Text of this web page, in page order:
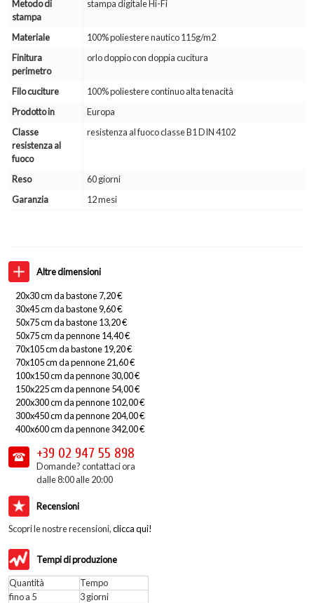
Altre dimensioni
20x30 cm da bastone 7,20 €
30x45 cm da bastone 9,60 €
50x75 cm da bastone 13,20 €
50x75 cm da pennone 14,40 €
70x105 cm da bastone 19,20 €
70x105 cm da pennone 21,60 €
100x150 cm da pennone 30,00 €
150x225 cm da pennone 54,00 €
200x300 cm da pennone 102,00 €
300x450 cm da pennone 204,00 €
400x600 cm da pennone 342,00 €
+39 02 947 55 898
Domande? contattaci ora
dalle 8:00 alle 20:00
Recensioni
Scopri le nostre recensioni,clicca qui!
Tempi di produzione
Quantità
Tempo
fino a 5
3 giorni
Metodo di
stampa
stampa digitale Hi-Fi
Materiale
100% poliestere nautico 115g/m2
Finitura
perimetro
orlo doppio con doppia cucitura
Filo cuciture
100% poliestere continuo alta tenacità
Prodotto in
Europa
Classe
resistenza al
fuoco
resistenza al fuoco classe B1 DIN 4102
Reso
60 giorni
Garanzia
12 mesi